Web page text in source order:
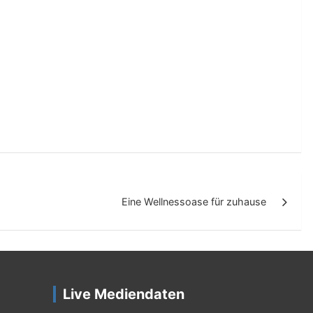
Eine Wellnessoase für zuhause
Live Mediendaten